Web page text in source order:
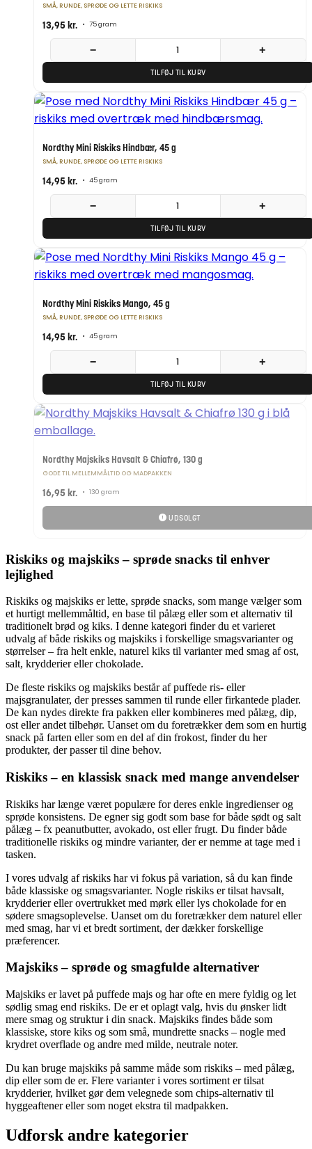
SMÅ, RUNDE, SPRØDE OG LETTE RISKIKS
13,95kr. • 75 gram
− +
TILFØJ TIL KURV
Nordthy Mini Riskiks Hindbær, 45 g
SMÅ, RUNDE, SPRØDE OG LETTE RISKIKS
14,95kr. • 45 gram
− +
TILFØJ TIL KURV
Nordthy Mini Riskiks Mango, 45 g
SMÅ, RUNDE, SPRØDE OG LETTE RISKIKS
14,95kr. • 45 gram
− +
TILFØJ TIL KURV
Nordthy Majskiks Havsalt & Chiafrø, 130 g
GODE TIL MELLEMMÅLTID OG MADPAKKEN
16,95kr. • 130 gram
UDSOLGT
Riskiks og majskiks – sprøde snacks til enhver
lejlighed
Riskiks og majskiks er lette, sprøde snacks, som mange vælger som
et hurtigt mellemmåltid, en base til pålæg eller som et alternativ til
traditionelt brød og kiks. I denne kategori finder du et varieret
udvalg af både riskiks og majskiks i forskellige smagsvarianter og
størrelser – fra helt enkle, naturel kiks til varianter med smag af ost,
salt, krydderier eller chokolade.
De fleste riskiks og majskiks består af puffede ris- eller
majsgranulater, der presses sammen til runde eller firkantede plader.
De kan nydes direkte fra pakken eller kombineres med pålæg, dip,
ost eller andet tilbehør. Uanset om du foretrækker dem som en hurtig
snack på farten eller som en del af din frokost, finder du her
produkter, der passer til dine behov.
Riskiks – en klassisk snack med mange anvendelser
Riskiks har længe været populære for deres enkle ingredienser og
sprøde konsistens. De egner sig godt som base for både sødt og salt
pålæg – fx peanutbutter, avokado, ost eller frugt. Du finder både
traditionelle riskiks og mindre varianter, der er nemme at tage med i
tasken.
I vores udvalg af riskiks har vi fokus på variation, så du kan finde
både klassiske og smagsvarianter. Nogle riskiks er tilsat havsalt,
krydderier eller overtrukket med mørk eller lys chokolade for en
sødere smagsoplevelse. Uanset om du foretrækker dem naturel eller
med smag, har vi et bredt sortiment, der dækker forskellige
præferencer.
Majskiks – sprøde og smagfulde alternativer
Majskiks er lavet på puffede majs og har ofte en mere fyldig og let
sødlig smag end riskiks. De er et oplagt valg, hvis du ønsker lidt
mere smag og struktur i din snack. Majskiks findes både som
klassiske, store kiks og som små, mundrette snacks – nogle med
krydret overflade og andre med milde, neutrale noter.
Du kan bruge majskiks på samme måde som riskiks – med pålæg,
dip eller som de er. Flere varianter i vores sortiment er tilsat
krydderier, hvilket gør dem velegnede som chips-alternativ til
hyggeaftener eller som noget ekstra til madpakken.
Udforsk andre kategorier